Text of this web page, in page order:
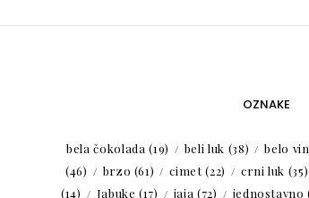
OZNAKE
bela čokolada (19) beli luk (38) belo
(46)
brzo (61) cimet(22) crni luk (35)
(14)
Jabuke (17) jaja (72) jednostavno